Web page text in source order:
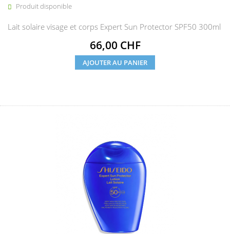
 Produit disponible
Lait solaire visage et corps Expert Sun Protector SPF50 300ml
Prix
66,00 CHF
AJOUTER AU PANIER